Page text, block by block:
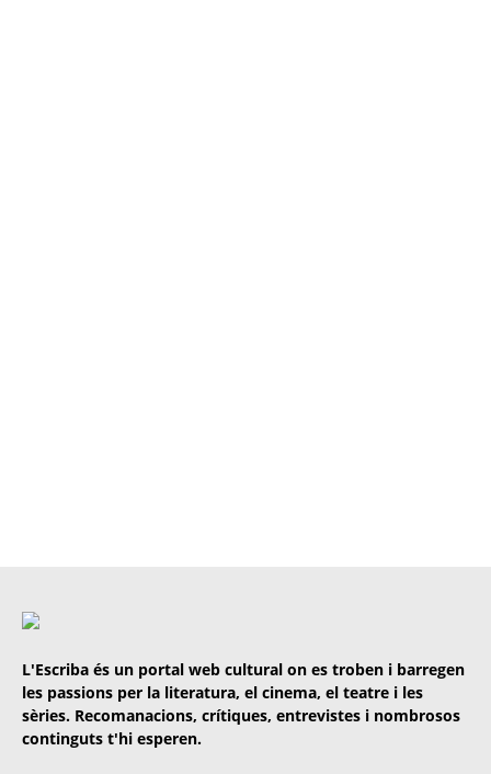
L'Escriba és un portal web cultural on es troben i barregen
les passions per la literatura, el cinema, el teatre i les
sèries. Recomanacions, crítiques, entrevistes i nombrosos
continguts t'hi esperen.